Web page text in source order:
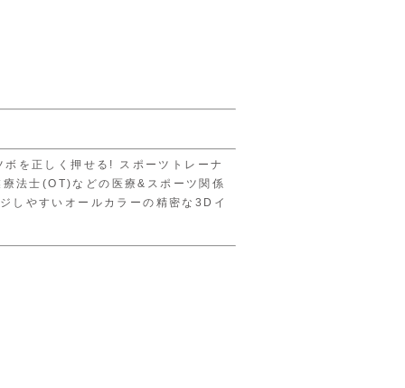
を正しく押せる! スポーツトレーナ
法士(OT)などの医療&スポーツ関係
しやすいオールカラーの精密な3Dイ